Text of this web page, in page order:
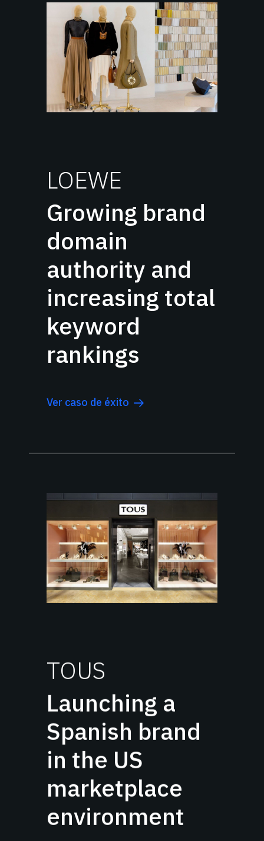
LOEWE
Growing brand
domain
authority and
increasing total
keyword
rankings
Ver caso de éxito
TOUS
Launching a
Spanish brand
in the US
marketplace
environment